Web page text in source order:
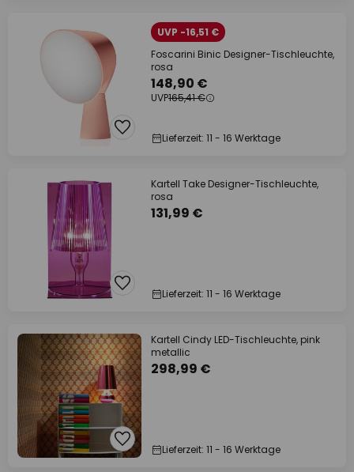
UVP -16,51 €
Foscarini Binic Designer-Tischleuchte,
rosa
148,90 €
UVP165,41 €
Lieferzeit: 11 - 16 Werktage
Kartell Take Designer-Tischleuchte,
rosa
131,99 €
Lieferzeit: 11 - 16 Werktage
Kartell Cindy LED-Tischleuchte, pink
metallic
298,99 €
Lieferzeit: 11 - 16 Werktage